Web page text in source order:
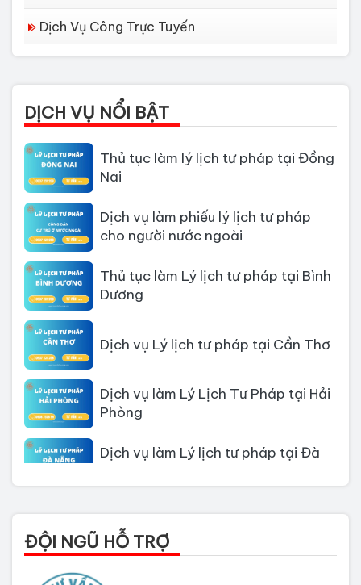
Dịch Vụ Công Trực Tuyến
DỊCH VỤ NỔI BẬT
Dịch vụ làm Lý lịch tư pháp tại Đà
Nẵng
Chí Minh
Nai
cho người nước ngoài
Dương
Phòng
Nẵng
Chí Minh
Thủ tục làm lý lịch tư pháp tại Đồng
ĐỘI NGŨ HỖ TRỢ